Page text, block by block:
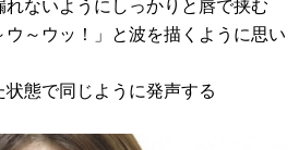
れないようにしっかりと唇で挟む
～ウッ！」と波を描くように思い
態で同じように発声する